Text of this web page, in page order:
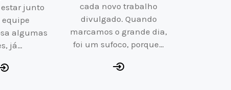
estar junto
equipe
algumas
já…
cada novo trabalho
divulgado. Quando
marcamos o grande dia,
foi um sufoco, porque…